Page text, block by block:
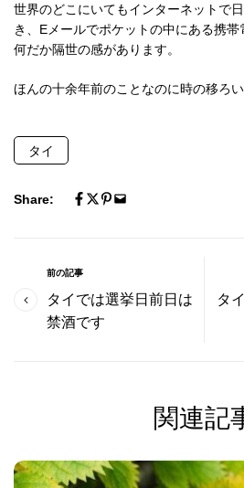
世界のどこにいてもインターネットで
き、Eメールでポケットの中にある携
何だか隔世の感があります。
ほんの十余年前のことなのに時の移ろい
タイ
Share:
前の記事
タイでは選挙日前日は
禁酒です
タ
関連記